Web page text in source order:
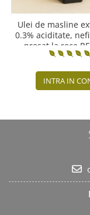
Ulei de masline
0.3% aciditate,
presat la rece
NOUA
INTRA IN